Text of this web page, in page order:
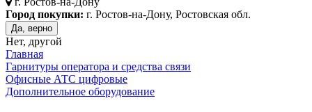
Город покупки: г. Ростов-на-Дону, Ростовская обл.
Да, верно
Нет, другой
Главная
Гарнитуры оператора и средства связи
Офисные АТС цифровые
Дополнительное оборудование